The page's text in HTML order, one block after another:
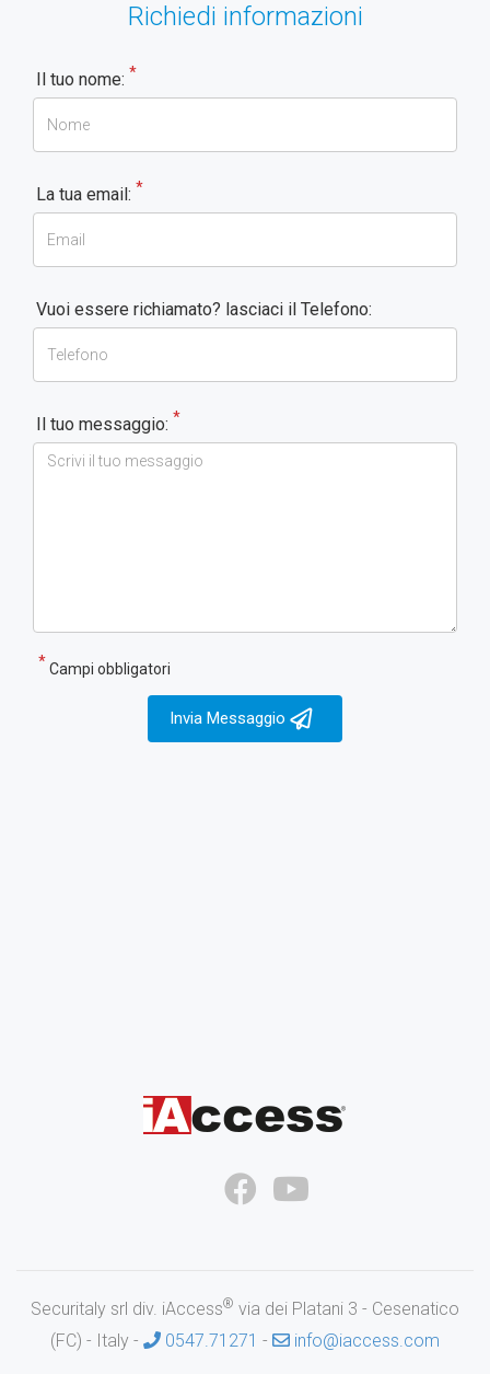
Richiedi informazioni
Il tuo nome: *
La tua email: *
Vuoi essere richiamato? lasciaci il Telefono:
Il tuo messaggio: *
*Campi obbligatori
Invia Messaggio
Securitaly srl div. iAccess® via dei Platani 3 - Cesenatico
(FC) - Italy -
0547.71271 - info@iaccess.com